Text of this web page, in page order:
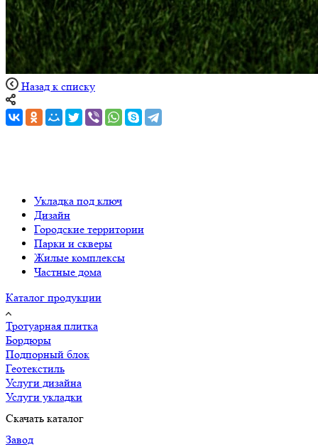
Назад к списку
Укладка под ключ
Дизайн
Городские территории
Парки и скверы
Жилые комплексы
Частные дома
Каталог продукции
Тротуарная плитка
Бордюры
Подпорный блок
Геотекстиль
Услуги дизайна
Услуги укладки
Скачать каталог
Завод